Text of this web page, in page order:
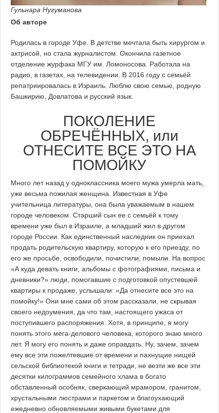
Гульнара Нугуманова
Об авторе
Родилась в городе Уфе. В детстве мечтала быть хирургом и
актрисой, но стала журналистом. Окончила газетное
отделение журфака МГУ им. Ломоносова. Работала на
радио, в газетах, на телевидении. В 2016 году с семьёй
репатриировалась в Израиль. Люблю свою семью, родную
Башкирию, Довлатова и русский язык.
ПОКОЛЕНИЕ
ОБРЕЧЁННЫХ, или
ОТНЕСИТЕ ВСЕ ЭТО НА
ПОМОЙКУ
Много лет назад у одноклассника моего мужа умерла мать,
уже весьма пожилая женщина. Известная в Уфе
учительница литературы, она была уважаемым в нашем
городе человеком. Старший сын ее с семьёй к тому
времени уже был в Израиле, а младший жил в другом
городе России. Как единственный наследник он приехал
продать родительскую квартиру, которую к его приезду, по
его же просьбе, освободили, почистили, помыли. На вопрос
«А куда девать книги, альбомы с фотографиями, письма и
дневники?» люди, помогавшие с подготовкой опустевшей
квартиры к продаже, услышали: «Да отнесите все это на
помойку!» Они мне сами об этом рассказали, не скрывая
своего недоумения, да что там, настоящего ужаса от
поступившего распоряжения. Хотя, в принципе, я могу
понять этого мега-делового человека, которого знаю много
лет. Я могу его понять и даже оправдать. Ну, зачем, зачем
ему все эти пожелтевшие от времени и пахнущие нищей
сельской библиотекой книги и тетради, не везти же все эти
десятки килограммов семейного хлама в богато
обставленный особняк, сверкающий мрамором, гранитом,
хрустальными люстрами и паркетом и благоухающий
ежедневно обновляемыми живыми букетами для